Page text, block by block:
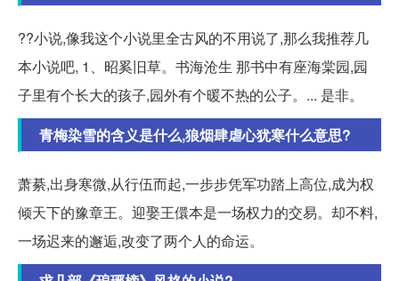
??小说,像我这个小说里全古风的不用说了,那么我推荐几
本小说吧, 1、昭奚旧草。书海沧生 那书中有座海棠园,园
子里有个长大的孩子,园外有个暖不热的公子。... 是非。
青梅染雪的含义是什么,狼烟肆虐心犹寒什么意思?
萧綦,出身寒微,从行伍而起,一步步凭军功踏上高位,成为权
倾天下的豫章王。迎娶王儇本是一场权力的交易。却不料,
一场迟来的邂逅,改变了两个人的命运。